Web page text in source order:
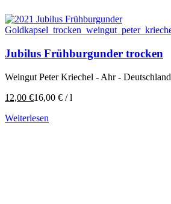
Jubilus Frühburgunder trocken
Weingut Peter Kriechel - Ahr - Deutschland
12,00 €16,00 € /l
Weiterlesen